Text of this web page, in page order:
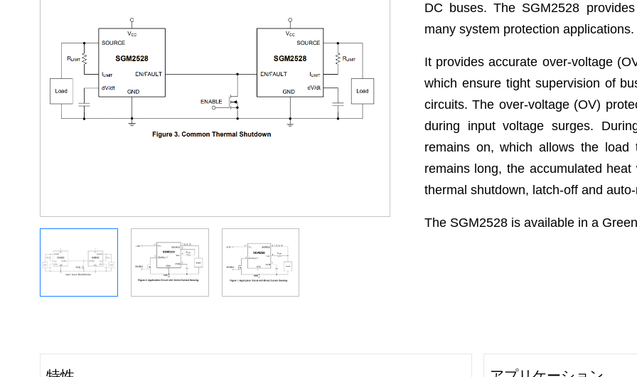
DC buses. The SGM2528
many system protection applications.
It provides accurate over-voltage
which ensure tight supervision of
circuits. The over-voltage (OV)
during input voltage surges.
remains on, which allows the
remains long, the accumulated
thermal shutdown, latch-off and
The SGM2528 is available in a